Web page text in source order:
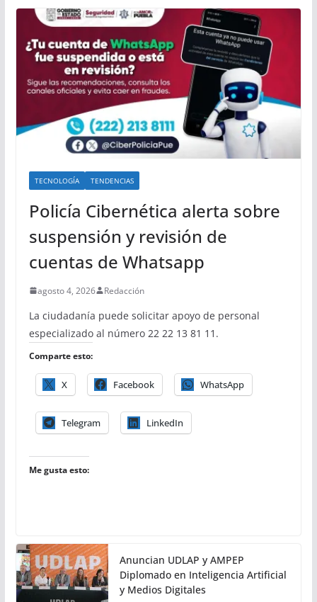
TECNOLOGÍA TENDENCIAS
Policía Cibernética alerta sobre
suspensión y revisión de
cuentas de Whatsapp
agosto 4, 2026 Redacción
La ciudadanía puede solicitar apoyo de personal
especializado al número 22 22 13 81 11.
Comparte esto:
X Facebook WhatsApp
Telegram LinkedIn
Me gusta esto:
Anuncian UDLAP y AMPEP
Diplomado en Inteligencia Artificial
y Medios Digitales